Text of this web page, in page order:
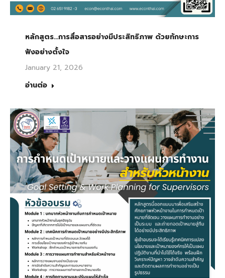
หลักสูตร…การสื่อสารอย่างมีประสิทธิภาพ ด้วยทักษะการ
ฟังอย่างตั้งใจ
January 21, 2026
อ่านต่อ